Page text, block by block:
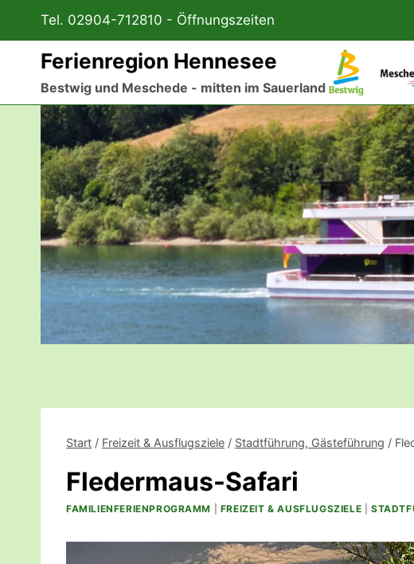
springen
Tel. 02904-712810 - Öffnungszeiten
Ferienregion Hennesee
Bestwig und Meschede - mitten im Sauerland
Start / Freizeit & Ausflugsziele / Stadtführung, Gästeführung /
Fledermaus-Safari
FAMILIENFERIENPROGRAMM FREIZEIT & AUSFLUGSZIELE